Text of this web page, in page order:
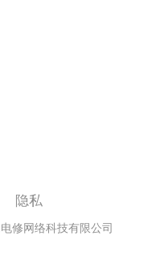
隐私
修网络科技有限公司